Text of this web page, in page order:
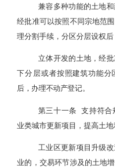
兼容多种功能的土地
经批准可以按照不同宗地范
理分割手续，分区分层设权后
立体开发的土地，经
下分层或者按照建筑功能分
后，办理不动产登记。
第三十一条 支持符合
业类城市更新项目，提高土地
工业区更新项目升级
业的，交易环节涉及的土地